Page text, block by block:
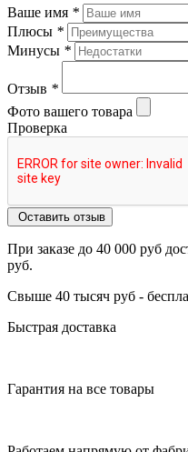
Ваше имя *
Плюсы *
Минусы *
Отзыв *
Фото вашего товара
Проверка
Оставить отзыв
При заказе до 40 000 руб
руб.
Свыше 40 тысяч руб -
Быстрая доставка
Гарантия на все товары